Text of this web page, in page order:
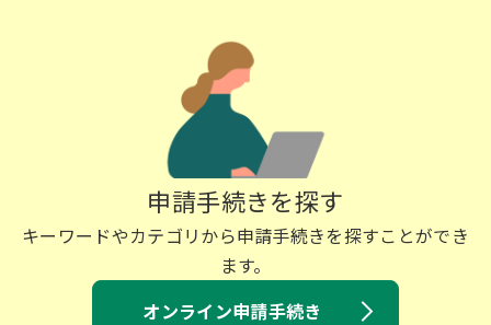
申請手続きを探す
キーワードやカテゴリから申請手続きを探すことができ
ます。
オンライン申請手続き